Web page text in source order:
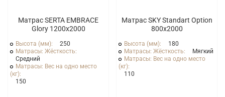
Матрас SERTA EMBRACE
Glory 1200x2000
Высота (мм):
250
Матрасы: Жёсткость:
Средний
Матрасы: Вес на одно место
(кг):
150
Матрас SKY Standart Option
800x2000
Высота (мм):
180
Матрасы: Жёсткость:
Мягкий
Матрасы: Вес на одно место
(кг):
110